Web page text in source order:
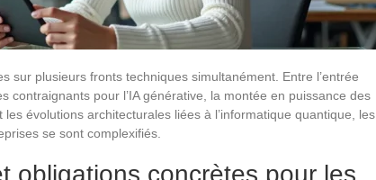
sur plusieurs fronts techniques simultanément. Entre l’entrée
contraignants pour l’IA générative, la montée en puissance des
évolutions architecturales liées à l’informatique quantique, les
se sont complexifiés.
obligations concrètes pour les